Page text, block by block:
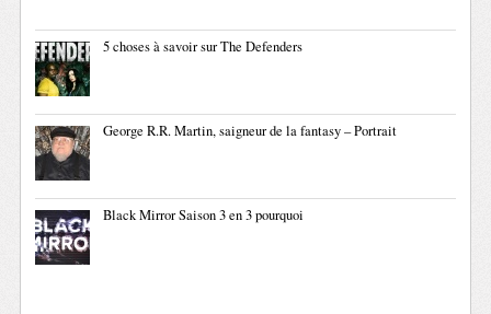
5 choses à savoir sur The Defenders
George R.R. Martin, saigneur de la fantasy – Portrait
Black Mirror Saison 3 en 3 pourquoi